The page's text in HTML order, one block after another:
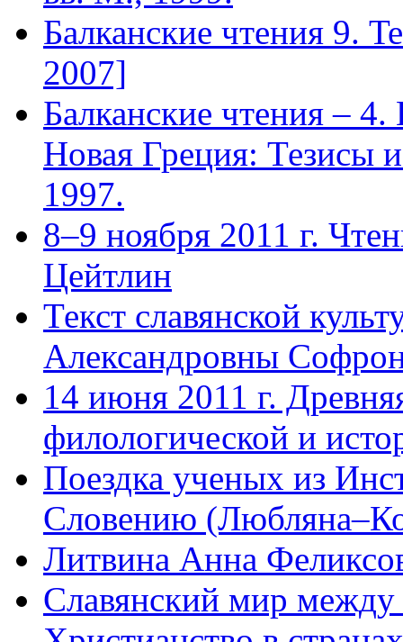
Балканские чтения 9.
2007]
Балканские чтения – 4.
Новая Греция: Тезисы
1997.
8–9 ноября 2011 г.
Цейтлин
Текст славянской
Александровны
14 июня 2011 г.
филологической и
Поездка ученых из
Словению
Литвина Анна
Славянский мир